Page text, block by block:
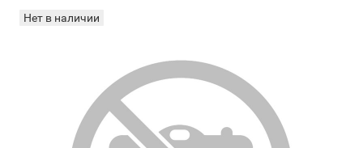
Нет в наличии